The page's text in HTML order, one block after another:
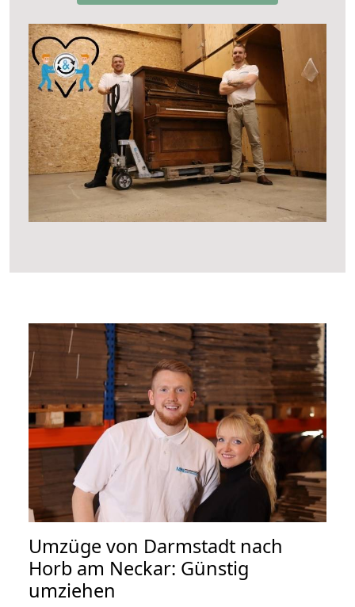
Umzüge von Darmstadt nach
Horb am Neckar: Günstig
umziehen